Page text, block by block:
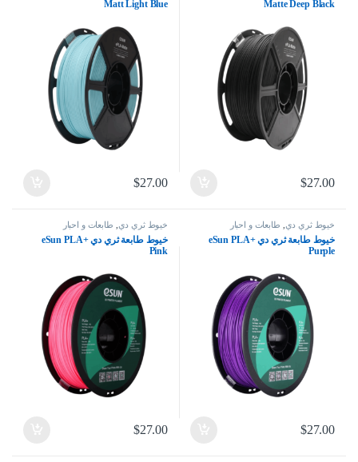
Matte Deep Black
$27.00
Matt Light Blue
$27.00
خيوط ثري دي طابعات و احبار
خيوط طابعة ثري دي eSun PLA+
Purple
$27.00
خيوط ثري دي طابعات و احبار
خيوط طابعة ثري دي eSun PLA+
Pink
$27.00